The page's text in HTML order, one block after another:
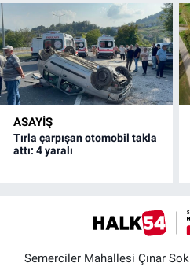
ASAYİŞ
Tırla çarpışan otomobil takla
attı: 4 yaralı
Semerciler Mahallesi Çınar